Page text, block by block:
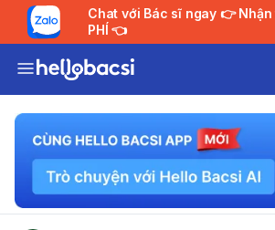
Chat với Bác sĩ ngay 👉 Nhận tư vấn MIỄN
PHÍ 👈